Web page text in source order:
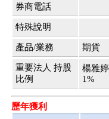
券商電話
特殊說明
產品/業務 期貨
重要法人 持股
比例
楊雅
1%
歷年獲利